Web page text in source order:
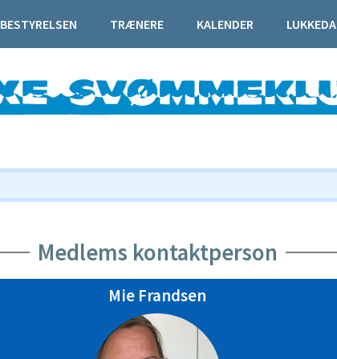
BESTYRELSEN TRÆNERE KALENDER
Medlems kontaktperson
Mie Frandsen